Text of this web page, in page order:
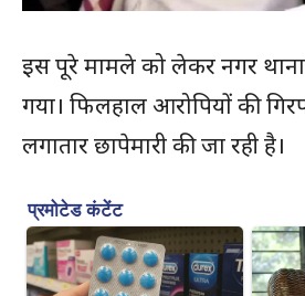
इस पूरे मामले को लेकर नगर
गया। फिलहाल आरोपियों की
लगातार छापेमारी की जा रही है।